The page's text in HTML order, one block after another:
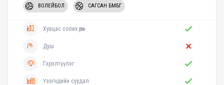
ВОЛЕЙБОЛ САГСАН БӨМБӨГ
Хувцас солих өрөө
Душ
Гэрэлтүүлэг
Үзэгчдийн суудал